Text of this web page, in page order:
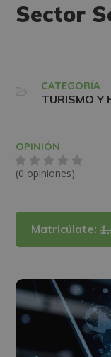
Sector
CATEGORÍA
TURISMO Y
OPINIÓN
(0 opiniones)
Matricúlate: